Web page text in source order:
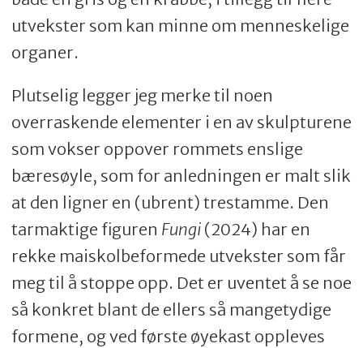
utvekster som kan minne om menneskelige
organer.
Plutselig legger jeg merke til noen
overraskende elementer i en av skulpturene
som vokser oppover rommets enslige
bæresøyle, som for anledningen er malt slik
at den ligner en (ubrent) trestamme. Den
tarmaktige figuren Fungi(2024) har en
rekke maiskolbeformede utvekster som får
meg til å stoppe opp. Det er uventet å se noe
så konkret blant de ellers så mangetydige
formene, og ved første øyekast oppleves